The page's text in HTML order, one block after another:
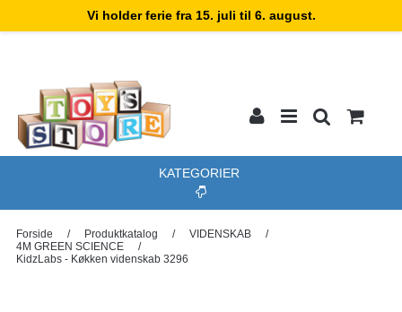
Vi holder ferie fra 15. juli til 6. august.
KATEGORIER
Forside / Produktkatalog / VIDENSKAB
/
4M GREEN SCIENCE
/
KidzLabs - Køkken videnskab 3296